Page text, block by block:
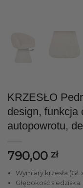
KRZESŁO
design, funkcja
autopowrotu,
790,00 zł
Wymiary krzesła (Gł.
Głębokość siedziska: